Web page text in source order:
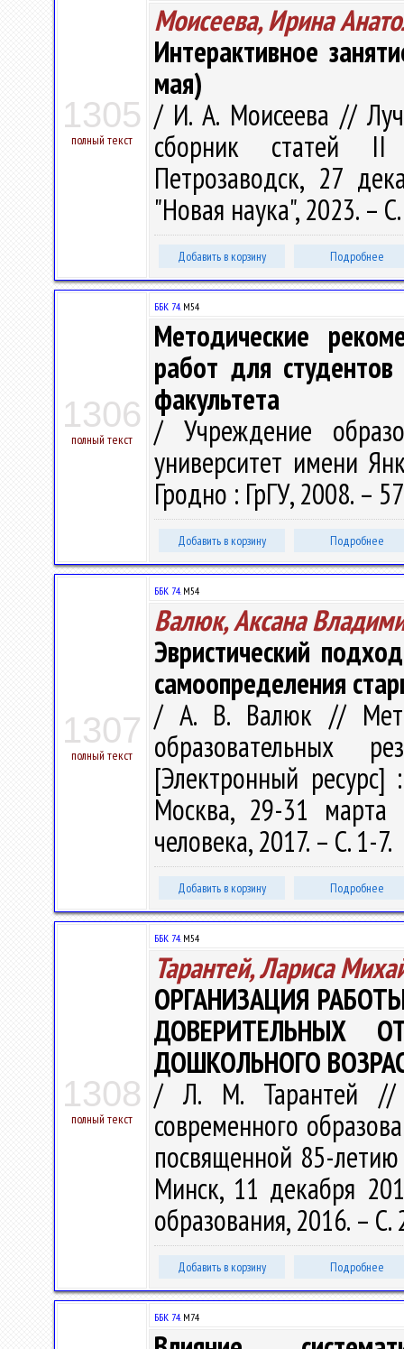
1305
полный текст
Моисеева, Ирина
Интерактивное
мая)
/ И. А. Моисеева //
сборник статей II
Петрозаводск, 27
"Новая наука", 2023. –
Добавить в корзину Подробнее
1306
полный текст
ББК 74.М54
Методические
работ для студентов
факультета
/ Учреждение
университет имени
Гродно : ГрГУ, 2008. –
Добавить в корзину Подробнее
1307
полный текст
ББК 74.М54
Валюк, Аксана
Эвристический
самоопределения
/ А. В. Валюк //
образовательных
[Электронный ресурс]
Москва, 29-31
человека, 2017. – С. 1-7.
Добавить в корзину Подробнее
1308
полный текст
ББК 74.М54
Тарантей, Лариса
ОРГАНИЗАЦИЯ
ДОВЕРИТЕЛЬНЫХ
ДОШКОЛЬНОГО
/ Л. М. Тарантей //
современного
посвященной 85-
Минск, 11 декабря
образования, 2016. –
Добавить в корзину Подробнее
ББК 74.М74